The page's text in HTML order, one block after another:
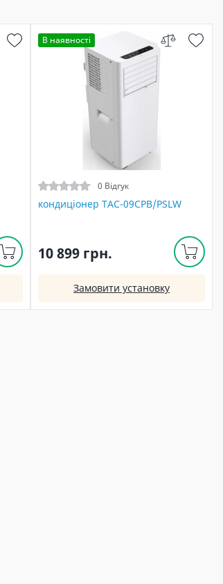
В наявності
0 Відгук
кондиціонер TAC-09CPB/PSLW
10 899 грн.
Замовити установку